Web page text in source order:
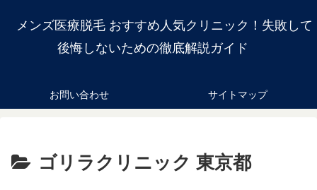
メンズ医療脱毛 おすすめ人気クリニック！失敗して
後悔しないための徹底解説ガイド
お問い合わせ サイトマップ
ゴリラクリニック 東京都